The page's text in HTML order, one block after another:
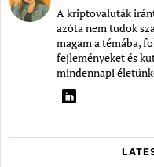
A kriptovaluták
azóta nem tudok
magam a témába,
fejleményeket és
mindennapi